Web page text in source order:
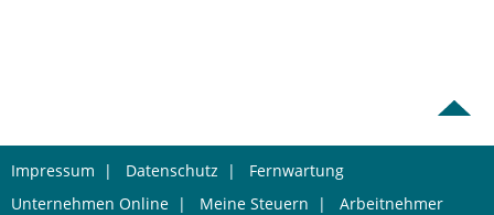
Impressum | Datenschutz | Fernwartung
Unternehmen Online | Meine Steuern | Arbeitnehmer